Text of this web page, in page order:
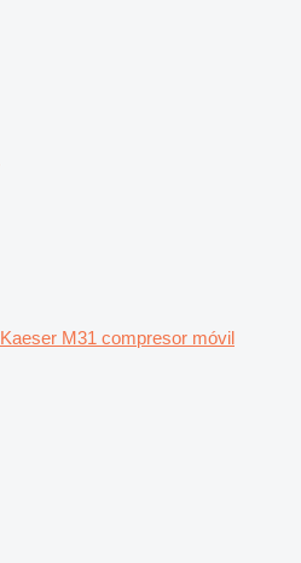
Kaeser M31 compresor móvil